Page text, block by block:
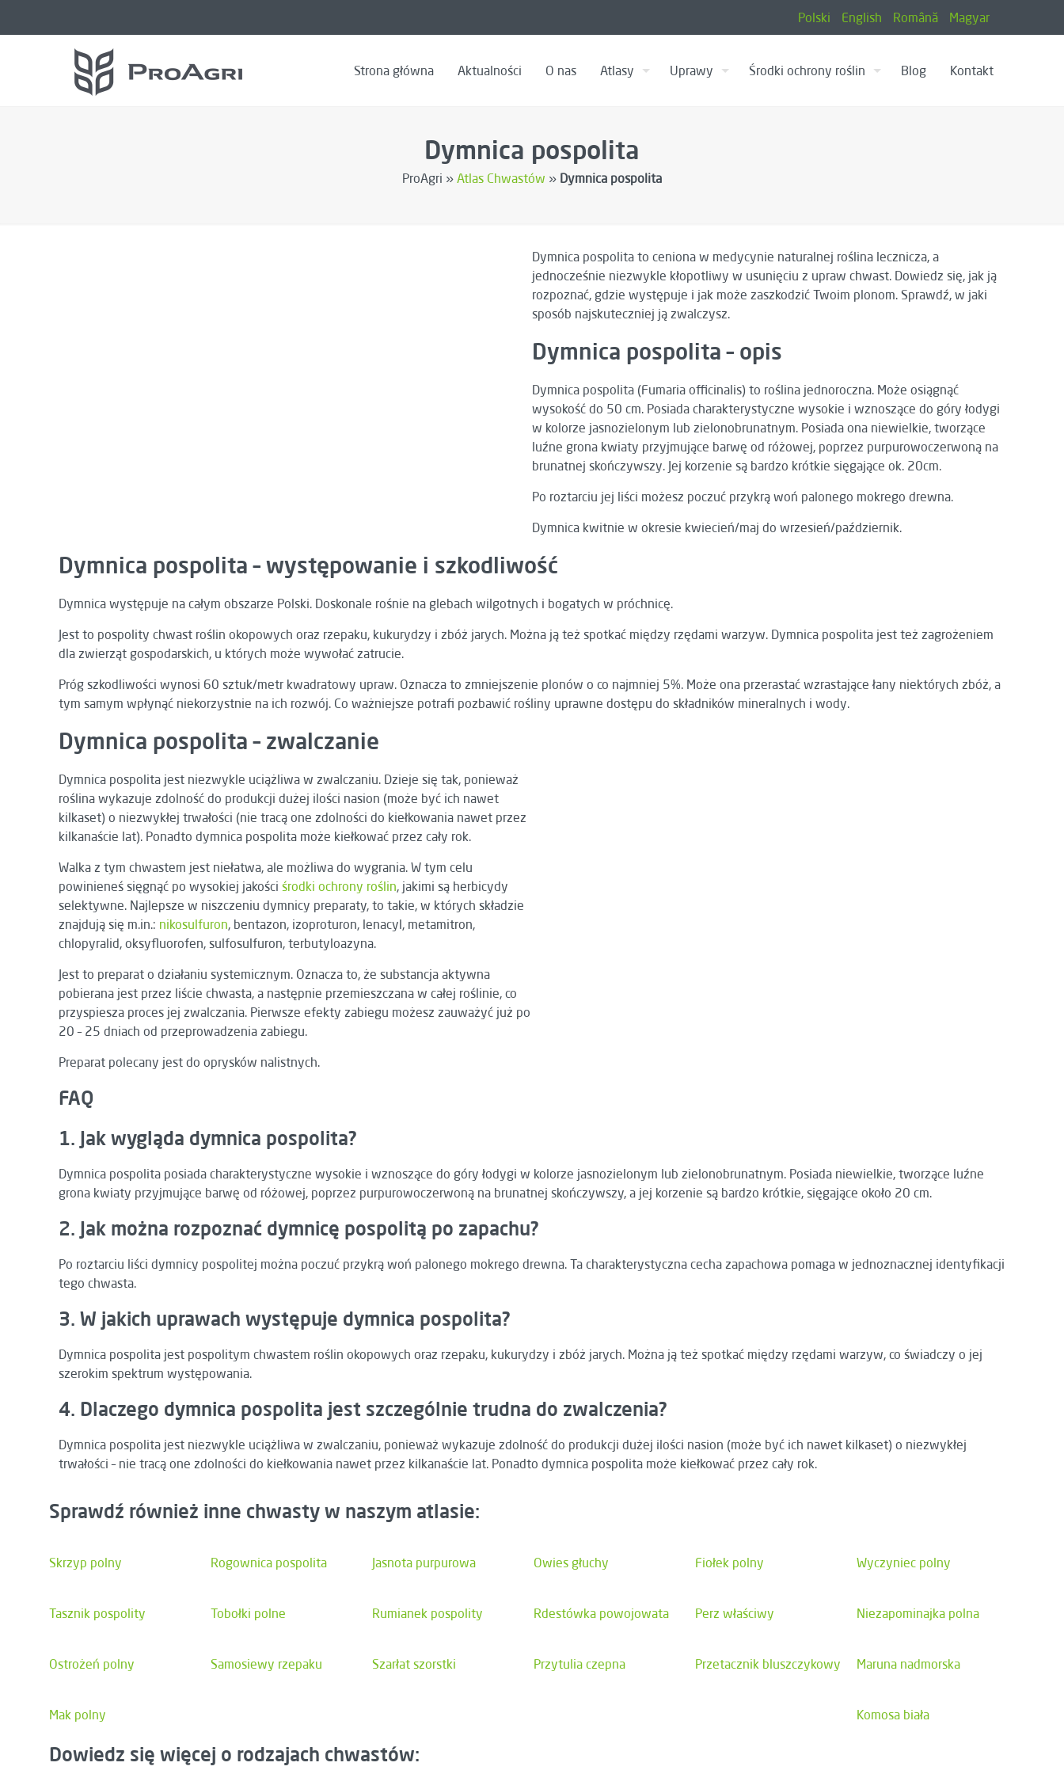
Polski English Română Magyar
Strona główna Aktualności O nas Atlasy Uprawy Środki ochrony roślin Blog Kontakt
Dymnica pospolita
ProAgri » Atlas Chwastów » Dymnica pospolita
Dymnica pospolita to ceniona w medycynie naturalnej roślina lecznicza, a
jednocześnie niezwykle kłopotliwy w usunięciu z upraw chwast. Dowiedz się, jak ją
rozpoznać, gdzie występuje i jak może zaszkodzić Twoim plonom. Sprawdź, w jaki
sposób najskuteczniej ją zwalczysz.
Dymnica pospolita – opis
Dymnica pospolita (Fumaria officinalis) to roślina jednoroczna. Może osiągnąć
wysokość do 50 cm. Posiada charakterystyczne wysokie i wznoszące do góry łodygi
w kolorze jasnozielonym lub zielonobrunatnym. Posiada ona niewielkie, tworzące
luźne grona kwiaty przyjmujące barwę od różowej, poprzez purpurowoczerwoną na
brunatnej skończywszy. Jej korzenie są bardzo krótkie sięgające ok. 20cm.
Po roztarciu jej liści możesz poczuć przykrą woń palonego mokrego drewna.
Dymnica kwitnie w okresie kwiecień/maj do wrzesień/październik.
Dymnica pospolita – występowanie i szkodliwość
Dymnica występuje na całym obszarze Polski. Doskonale rośnie na glebach wilgotnych i bogatych w próchnicę.
Jest to pospolity chwast roślin okopowych oraz rzepaku, kukurydzy i zbóż jarych. Można ją też spotkać między rzędami warzyw. Dymnica pospolita jest też zagrożeniem
dla zwierząt gospodarskich, u których może wywołać zatrucie.
Próg szkodliwości wynosi 60 sztuk/metr kwadratowy upraw. Oznacza to zmniejszenie plonów o co najmniej 5%. Może ona przerastać wzrastające łany niektórych zbóż, a
tym samym wpłynąć niekorzystnie na ich rozwój. Co ważniejsze potrafi pozbawić rośliny uprawne dostępu do składników mineralnych i wody.
Dymnica pospolita – zwalczanie
Dymnica pospolita jest niezwykle uciążliwa w zwalczaniu. Dzieje się tak, ponieważ
roślina wykazuje zdolność do produkcji dużej ilości nasion (może być ich nawet
kilkaset) o niezwykłej trwałości (nie tracą one zdolności do kiełkowania nawet przez
kilkanaście lat). Ponadto dymnica pospolita może kiełkować przez cały rok.
Walka z tym chwastem jest niełatwa, ale możliwa do wygrania. W tym celu
powinieneś sięgnąć po wysokiej jakościśrodki ochrony roślin, jakimi są herbicydy
selektywne. Najlepsze w niszczeniu dymnicy preparaty, to takie, w których składzie
znajdują się m.in.: nikosulfuron, bentazon, izoproturon, lenacyl, metamitron,
chlopyralid, oksyfluorofen, sulfosulfuron, terbutyloazyna.
Jest to preparat o działaniu systemicznym. Oznacza to, że substancja aktywna
pobierana jest przez liście chwasta, a następnie przemieszczana w całej roślinie, co
przyspiesza proces jej zwalczania. Pierwsze efekty zabiegu możesz zauważyć już po
20 – 25 dniach od przeprowadzenia zabiegu.
Preparat polecany jest do oprysków nalistnych.
FAQ
1. Jak wygląda dymnica pospolita?
Dymnica pospolita posiada charakterystyczne wysokie i wznoszące do góry łodygi w kolorze jasnozielonym lub zielonobrunatnym. Posiada niewielkie, tworzące luźne
grona kwiaty przyjmujące barwę od różowej, poprzez purpurowoczerwoną na brunatnej skończywszy, a jej korzenie są bardzo krótkie, sięgające około 20 cm.
2. Jak można rozpoznać dymnicę pospolitą po zapachu?
Po roztarciu liści dymnicy pospolitej można poczuć przykrą woń palonego mokrego drewna. Ta charakterystyczna cecha zapachowa pomaga w jednoznacznej identyfikacji
tego chwasta.
3. W jakich uprawach występuje dymnica pospolita?
Dymnica pospolita jest pospolitym chwastem roślin okopowych oraz rzepaku, kukurydzy i zbóż jarych. Można ją też spotkać między rzędami warzyw, co świadczy o jej
szerokim spektrum występowania.
4. Dlaczego dymnica pospolita jest szczególnie trudna do zwalczenia?
Dymnica pospolita jest niezwykle uciążliwa w zwalczaniu, ponieważ wykazuje zdolność do produkcji dużej ilości nasion (może być ich nawet kilkaset) o niezwykłej
trwałości – nie tracą one zdolności do kiełkowania nawet przez kilkanaście lat. Ponadto dymnica pospolita może kiełkować przez cały rok.
Sprawdź również inne chwasty w naszym atlasie:
Skrzyp polny Rogownica pospolita Jasnota purpurowa Owies głuchy Fiołek polny Wyczyniec polny
Tasznik pospolity Tobołki polne Rumianek pospolity Rdestówka powojowata Perz właściwy Niezapominajka polna
Ostrożeń polny Samosiewy rzepaku Szarłat szorstki Przytulia czepna Przetacznik bluszczykowy Maruna nadmorska
Mak polny Komosa biała
Dowiedz się więcej o rodzajach chwastów: